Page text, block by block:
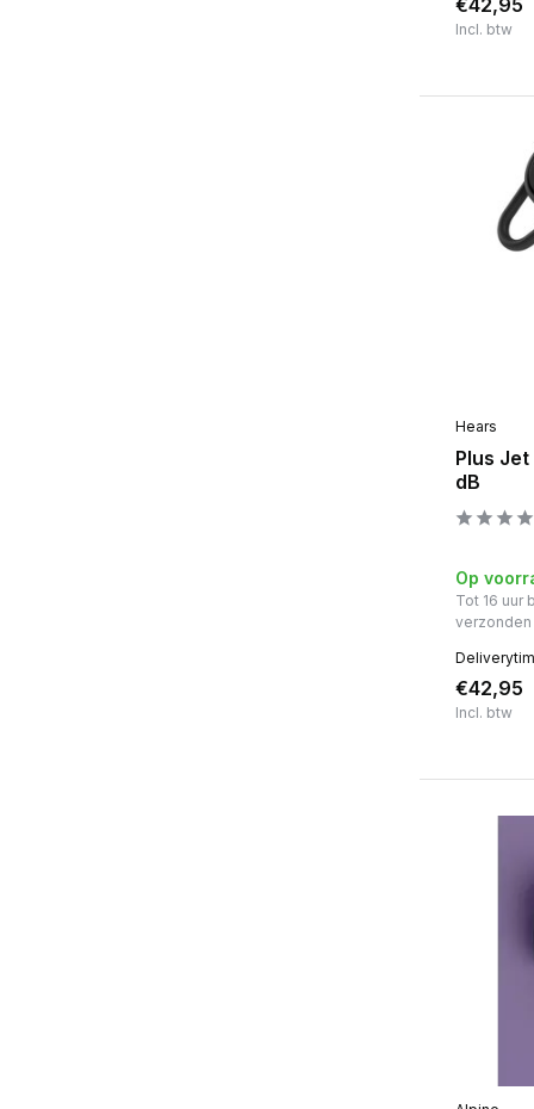
Incl. btw
Hears
Plus
dB
Op
Tot 16 uur
verzonden
€42,95
Incl. btw